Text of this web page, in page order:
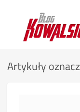
Artykuły